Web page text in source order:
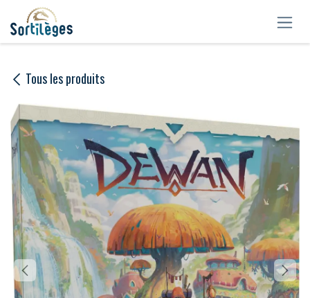
Se rendre au contenu
Tous les produits